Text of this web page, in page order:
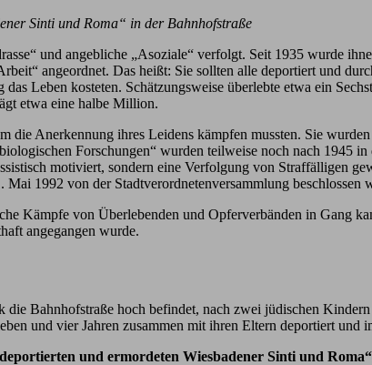
Sinti und Roma“ in der Bahnhofstraße
und angebliche „Asoziale“ verfolgt. Seit 1935 wurde
angeordnet. Das heißt: Sie sollten alle deportiert und
Leben kosteten. Schätzungsweise überlebte etwa ein
etwa eine halbe Million.
die Anerkennung ihres Leidens kämpfen mussten. Sie
Forschungen“ wurden teilweise noch nach 1945
motiviert, sondern eine Verfolgung von Straffälligen
1992 von der Stadtverordnetenversammlung beschlossen
Kämpfe von Überlebenden und Opferverbänden in Gang
angegangen wurde.
Bahnhofstraße hoch befindet, nach zwei jüdischen
und vier Jahren zusammen mit ihren Eltern deportiert und
und ermordeten Wiesbadener Sinti und